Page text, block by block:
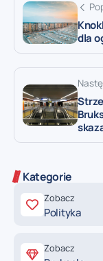
dla
Kategorie
Zobacz
Polityka
Zobacz